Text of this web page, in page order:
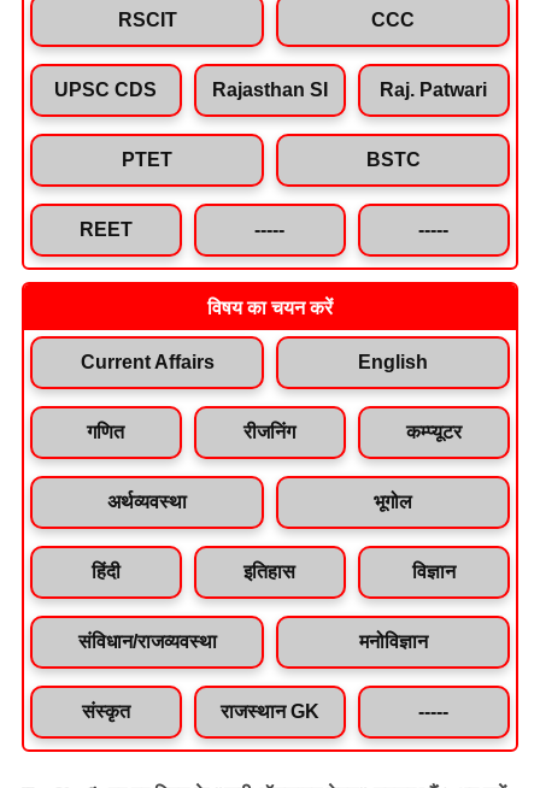
RSCIT CCC
UPSC CDS Rajasthan SI Raj. Patwari
PTET BSTC
REET ----- -----
विषय का चयन करें
Current Affairs English
गणित रीजनिंग कम्प्यूटर
अर्थव्यवस्था भूगोल
हिंदी इतिहास विज्ञान
संविधान/राजव्यवस्था मनोविज्ञान
संस्कृत राजस्थान GK -----